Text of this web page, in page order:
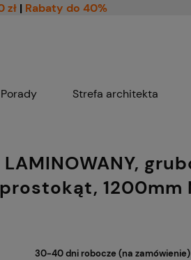
zł | Rabaty do 40%
Porady Strefa architekta
LAMINOWANY,
1200mm
30-40 dni robocze (na zamówienie)